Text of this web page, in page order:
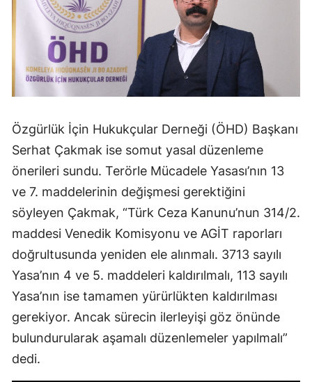
Özgürlük İçin Hukukçular Derneği (ÖHD) Başkanı
Serhat Çakmak ise somut yasal düzenleme
önerileri sundu. Terörle Mücadele Yasası’nın 13
ve 7. maddelerinin değişmesi gerektiğini
söyleyen Çakmak, “Türk Ceza Kanunu’nun 314/2.
maddesi Venedik Komisyonu ve AGİT raporları
doğrultusunda yeniden ele alınmalı. 3713 sayılı
Yasa’nın 4 ve 5. maddeleri kaldırılmalı, 113 sayılı
Yasa’nın ise tamamen yürürlükten kaldırılması
gerekiyor. Ancak sürecin ilerleyişi göz önünde
bulundurularak aşamalı düzenlemeler yapılmalı”
dedi.